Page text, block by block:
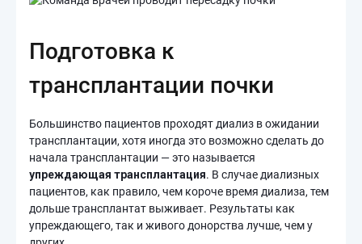
Подготовка к
трансплантации почки
Большинство пациентов проходят диализ в ожидании
трансплантации, хотя иногда это возможно сделать до
начала трансплантации — это называется
упреждающая трансплантация. В случае диализных
пациентов, как правило, чем короче время диализа, тем
дольше трансплантат выживает. Результаты как
упреждающего, так и живого донорства лучше, чем у